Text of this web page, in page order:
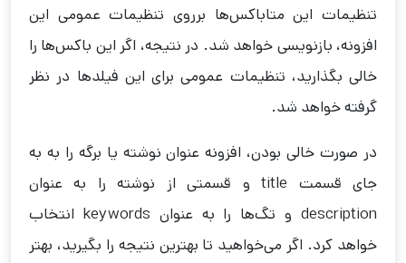
تنظیمات این متاباکس‌ها برروی تنظیمات عمومی این
افزونه، بازنویسی خواهد شد. در نتیجه، اگر این باکس‌ها را
خالی بگذارید، تنظیمات عمومی برای این فیلد‌ها در نظر
گرفته خواهد شد.
در صورت خالی بودن، افزونه عنوان نوشته یا برگه را به به
جای قسمت title و قسمتی از نوشته را به عنوان
description و تگ‌ها را به عنوان keywords انتخاب
خواهد کرد. اگر می‌خواهید تا بهترین نتیجه را بگیرید، بهتر